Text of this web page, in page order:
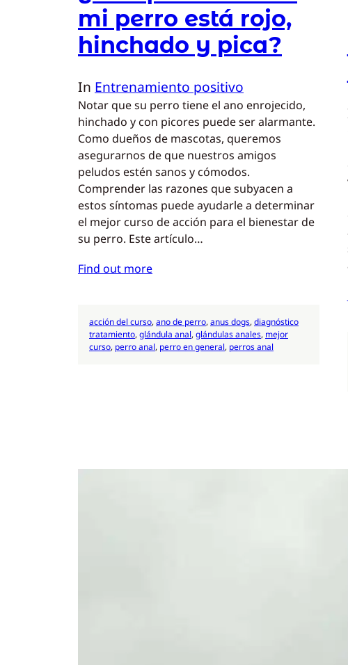
mi perro está rojo,
hinchado y pica?
In Entrenamiento positivo
Notar que su perro tiene el ano enrojecido,
hinchado y con picores puede ser alarmante.
Como dueños de mascotas, queremos
asegurarnos de que nuestros amigos
peludos estén sanos y cómodos.
Comprender las razones que subyacen a
estos síntomas puede ayudarle a determinar
el mejor curso de acción para el bienestar de
su perro. Este artículo…
Find out more
acción del curso, ano de perro, anus dogs, diagnóstico
tratamiento, glándula anal, glándulas anales, mejor
curso, perro anal, perro en general, perros anal